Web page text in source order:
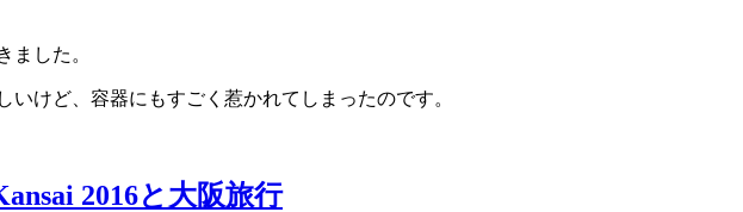
ました。
けど、容器にもすごく惹かれてしまったのです。
2016と大阪旅行